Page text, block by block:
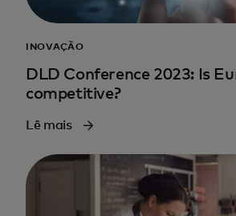
INOVAÇÃO
DLD Conference 2023: Is
competitive?
Lê mais